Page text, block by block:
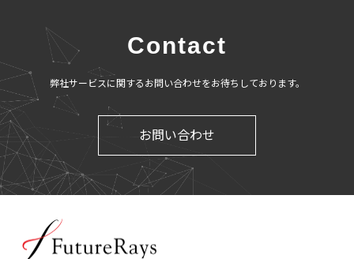
Contact
弊社サービスに関するお問い合わせをお待ちしております。
お問い合わせ